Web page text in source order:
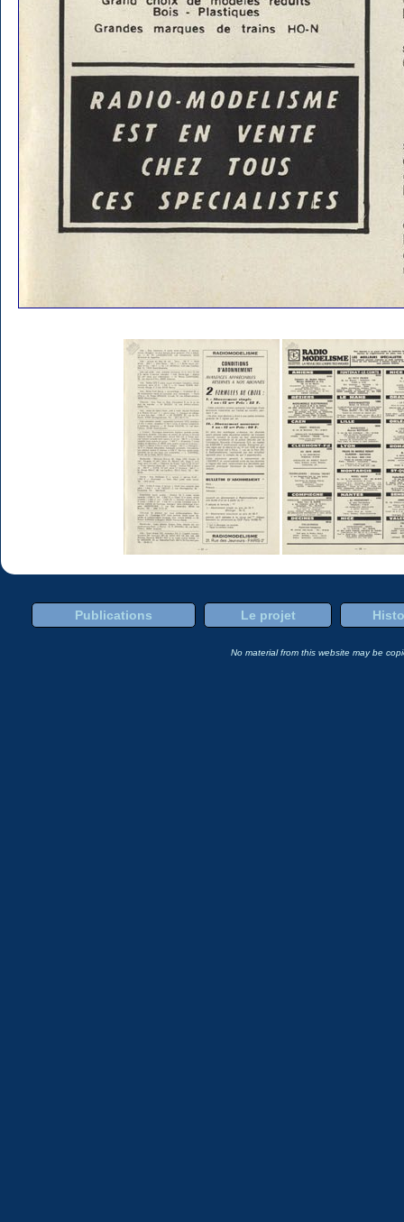
Publications Le projet
No material from this website may be